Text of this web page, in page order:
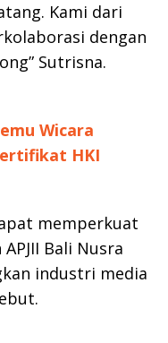
Kami dari
dengan
Sutrisna.
Wicara
HKI
memperkuat
Bali Nusra
industri media